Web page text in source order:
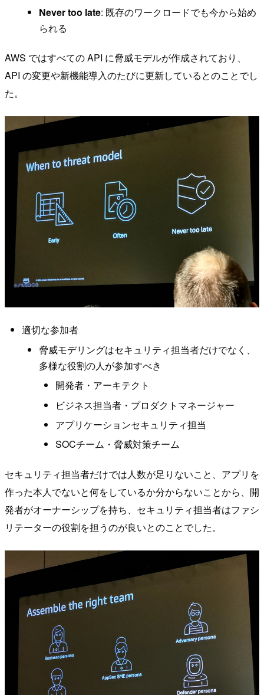
Never too late: 既存のワークロードでも今から始め
られる
AWS ではすべての API に脅威モデルが作成されており、
API の変更や新機能導入のたびに更新しているとのことでし
た。
適切な参加者
脅威モデリングはセキュリティ担当者だけでなく、
多様な役割の人が参加すべき
開発者・アーキテクト
ビジネス担当者・プロダクトマネージャー
アプリケーションセキュリティ担当
SOCチーム・脅威対策チーム
セキュリティ担当者だけでは人数が足りないこと、アプリを
作った本人でないと何をしているか分からないことから、開
発者がオーナーシップを持ち、セキュリティ担当者はファシ
リテーターの役割を担うのが良いとのことでした。